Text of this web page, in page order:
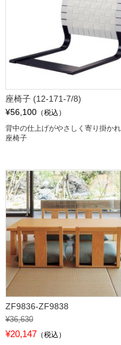
座椅子 (12-171-7/8)
¥56,100（税込）
背中の仕上げがやさしく寄り掛か
座椅子
ZF9836-ZF9838
¥36,630
¥20,147（税込）